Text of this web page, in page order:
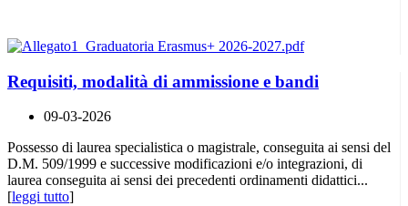
Requisiti, modalità di ammissione e bandi
09-03-2026
Possesso di laurea specialistica o magistrale, conseguita ai sensi del
D.M. 509/1999 e successive modificazioni e/o integrazioni, di
laurea conseguita ai sensi dei precedenti ordinamenti didattici...
[leggi tutto]